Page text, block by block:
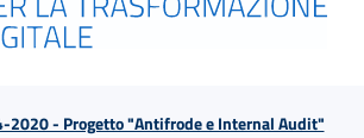
2020 - Progetto "Antifrode e Internal Audit"